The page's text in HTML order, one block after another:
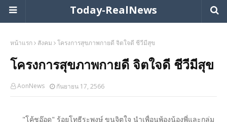
Today-RealNews
หน้าแรก สังคม โครงการสุขภาพกายดี จิตใจดี ชีวีมีสุข
โครงการสุขภาพกายดี จิตใจดี ชีวีมีสุข
AonNews กันยายน 17, 2566
"โค้ชอ๊อด" ร้อยโทธีระพงษ์ ขุนจิตใจ นำเพื่อนพ้องน้องพี่และกลุ่ม